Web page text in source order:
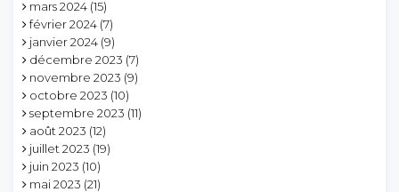
mars 2024 (15)
février 2024 (7)
janvier 2024 (9)
décembre 2023 (7)
novembre 2023 (9)
octobre 2023 (10)
septembre 2023 (11)
août 2023 (12)
juillet 2023 (19)
juin 2023 (10)
mai 2023 (21)